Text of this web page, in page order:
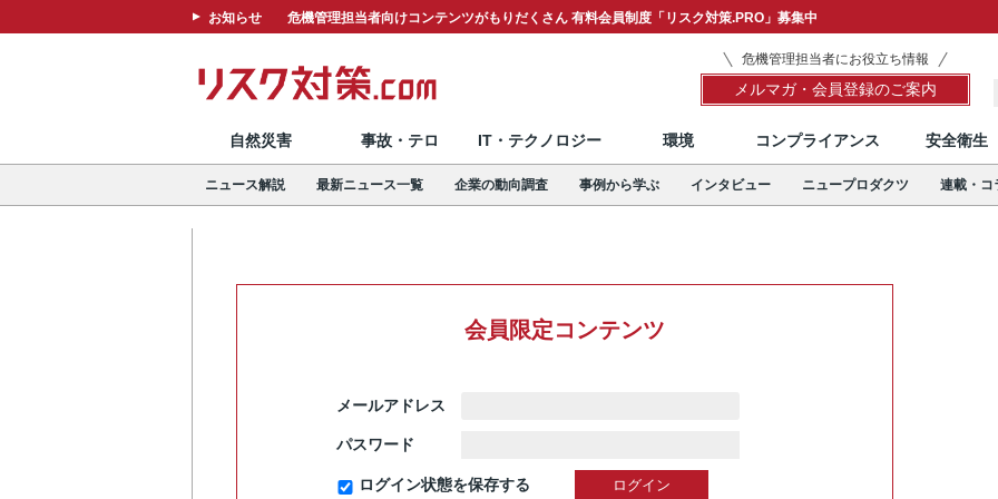
お知らせ 危機管理担当者向けコンテンツがもりだくさん 有料会員制度「リスク対策.PRO」募集中
危機管理担当者にお役立ち情報
メルマガ・会員登録のご案内
自然災害 事故・テロ IT・テクノロジー 環境 コンプライアンス 安全衛生
ニュース解説 最新ニュース一覧 企業の動向調査 事例から学ぶ インタビュー ニュープロダクツ 連載・コ
会員限定コンテンツ
メールアドレス
パスワード
ログイン状態を保存する